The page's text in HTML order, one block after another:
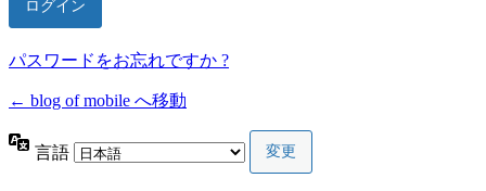
パスワードをお忘れですか ?
← blog of mobile へ移動
言語